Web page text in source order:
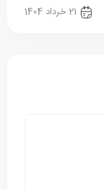
21 خرداد 1404